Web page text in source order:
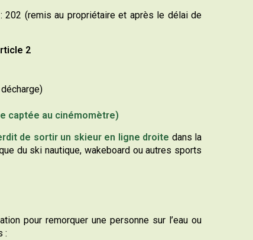
(remis au propriétaire et après le délai de
2
captée au cinémomètre)
de sortir un skieur en ligne droite dans la
du ski nautique, wakeboard ou autres sports
pour remorquer une personne sur l’eau ou
: